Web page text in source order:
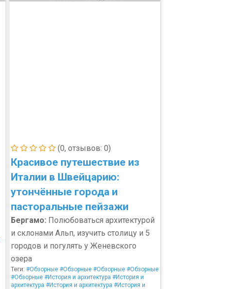
(0, отзывов: 0)
Красивое путешествие из
Италии в Швейцарию:
утончённые города и
пасторальные пейзажи
Бергамо: Полюбоваться архитектурой
и склонами Альп, изучить столицу и 5
городов и погулять у Женевского
озера
Теги: #Обзорные #Обзорные #Обзорные #Обзорные
#Обзорные #История и архитектура #История и
архитектура #История и архитектура #История и